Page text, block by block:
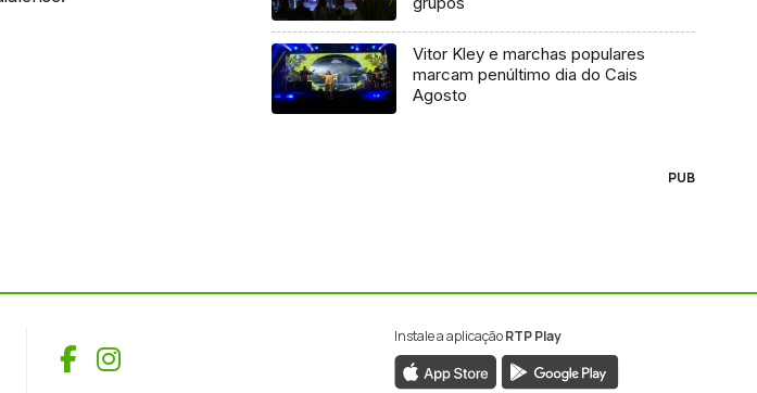
Vitor Kley e marchas populares
marcam penúltimo dia do Cais
Agosto
PUB
Facebook
Instagram
Instale a aplicaçãoRTP Play